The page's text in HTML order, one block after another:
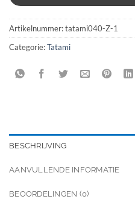
Artikelnummer:tatami040-Z-1
Categorie:Tatami
BESCHRIJVING
AANVULLENDE INFORMATIE
BEOORDELINGEN (0)